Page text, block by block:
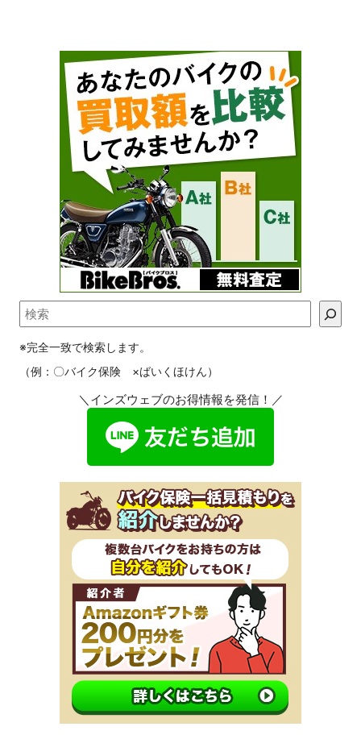
※完全一致で検索します。
（例：〇バイク保険 ×ばいくほけん）
＼インズウェブのお得情報を発信！／